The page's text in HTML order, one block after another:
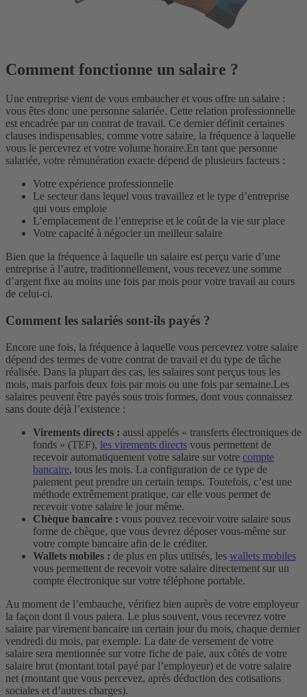
Comment fonctionne un salaire ?
Une entreprise vient de vous embaucher et vous offre un salaire :
vous êtes donc une personne salariée. Cette relation professionnelle
est encadrée par un contrat de travail. Ce dernier définit certaines
clauses indispensables, comme votre salaire, la fréquence à laquelle
vous le percevrez et votre volume horaire.En tant que personne
salariée, votre rémunération exacte dépend de plusieurs facteurs :
Votre expérience professionnelle
Le secteur dans lequel vous travaillez et le type d’entreprise
qui vous emploie
L’emplacement de l’entreprise et le coût de la vie sur place
Votre capacité à négocier un meilleur salaire
Bien que la fréquence à laquelle un salaire est perçu varie d’une
entreprise à l’autre, traditionnellement, vous recevez une somme
d’argent fixe au moins une fois par mois pour votre travail au cours
de celui-ci.
Comment les salariés sont-ils payés ?
Encore une fois, la fréquence à laquelle vous percevrez votre salaire
dépend des termes de votre contrat de travail et du type de tâche
réalisée. Dans la plupart des cas, les salaires sont perçus tous les
mois, mais parfois deux fois par mois ou une fois par semaine.Les
salaires peuvent être payés sous trois formes, dont vous connaissez
sans doute déjà l’existence :
Virements directs : aussi appelés « transferts électroniques de
fonds » (TEF), les virements directs vous permettent de
recevoir automatiquement votre salaire sur votre compte
bancaire, tous les mois. La configuration de ce type de
paiement peut prendre un certain temps. Toutefois, c’est une
méthode extrêmement pratique, car elle vous permet de
recevoir votre salaire le jour même.
Chèque bancaire : vous pouvez recevoir votre salaire sous
forme de chèque, que vous devrez déposer vous-même sur
votre compte bancaire afin de le créditer.
Wallets mobiles : de plus en plus utilisés, les wallets mobiles
vous permettent de recevoir votre salaire directement sur un
compte électronique sur votre téléphone portable.
Au moment de l’embauche, vérifiez bien auprès de votre employeur
la façon dont il vous paiera. Le plus souvent, vous recevrez votre
salaire par virement bancaire un certain jour du mois, chaque dernier
vendredi du mois, par exemple. La date de versement de votre
salaire sera mentionnée sur votre fiche de paie, aux côtés de votre
salaire brut (montant total payé par l’employeur) et de votre salaire
net (montant que vous percevez, après déduction des cotisations
sociales et d’autres charges).